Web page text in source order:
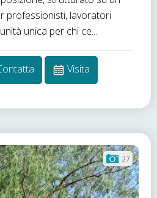
professionisti, lavoratori
unica per chi ce...
Visita
27